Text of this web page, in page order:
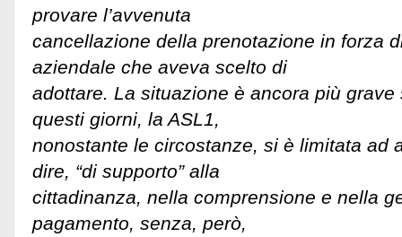
provare l’avvenuta
cancellazione della prenotazione in forza
aziendale che aveva scelto di
adottare. La situazione è ancora più
questi giorni, la ASL1,
nonostante le circostanze, si è limitata ad
dire, “di supporto” alla
cittadinanza, nella comprensione e nella
pagamento, senza, però,